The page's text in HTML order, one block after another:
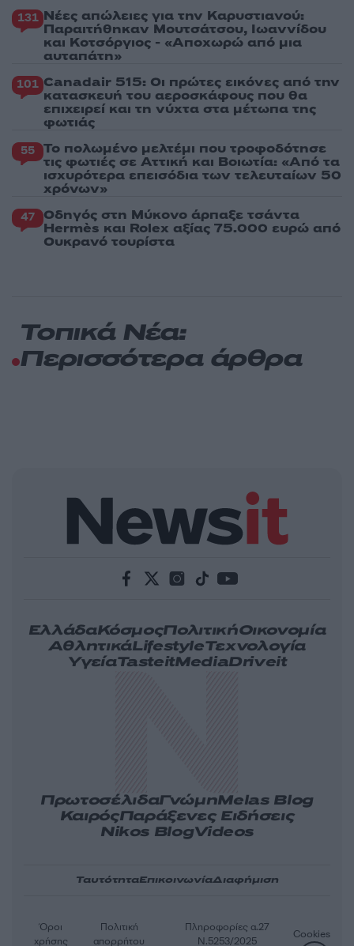
131 Νέες απώλειες για την Καρυστιανού:
Παραιτήθηκαν Μουτσάτσου, Ιωαννίδου
και Κοτσόργιος - «Αποχωρώ από μια
αυταπάτη»
101 Canadair 515: Οι πρώτες εικόνες από την
κατασκευή του αεροσκάφους που θα
επιχειρεί και τη νύχτα στα μέτωπα της
φωτιάς
55 Το πολωμένο μελτέμι που τροφοδότησε
τις φωτιές σε Αττική και Βοιωτία: «Από τα
ισχυρότερα επεισόδια των τελευταίων 50
χρόνων»
47 Οδηγός στη Μύκονο άρπαξε τσάντα
Hermès και Rolex αξίας 75.000 ευρώ από
Ουκρανό τουρίστα
Τοπικά Νέα:
Περισσότερα άρθρα
ΕλλάδαΚόσμοςΠολιτικήΟικονομία
ΑθλητικάLifestyleΤεχνολογία
ΥγείαTasteitMediaDriveit
ΠρωτοσέλιδαΓνώμηMelas Blog
ΚαιρόςΠαράξενες Ειδήσεις
Nikos BlogVideos
ΤαυτότηταΕπικοινωνίαΔιαφήμιση
Όροι
χρήσης
Πολιτική
απορρήτου
Πληροφορίες α.27
Ν.5253/2025
Cookies